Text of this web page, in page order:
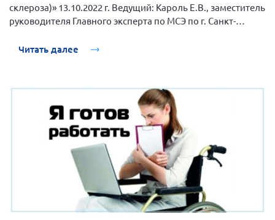
склероза)» 13.10.2022 г. Ведущий: Кароль Е.В., заместитель
руководителя Главного эксперта по МСЭ по г. Санкт-
Читать далее